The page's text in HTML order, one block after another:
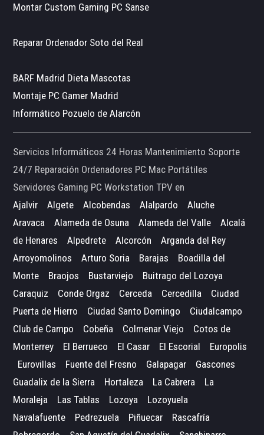
Montar Custom Gaming PC Sanse
Reparar Ordenador Soto del Real
BARF Madrid Dieta Mascotas
Montaje PC Gamer Madrid
Informático Pozuelo de Alarcón
Servicios Informáticos 24 Horas Mantenimiento Soporte
24/7 Reparación Ordenadores PC Mac Portátiles
Servidores Gaming PC Workstation TPV en
Ajalvir
Algete Alcobendas Alalpardo
Aluche
Aravaca
Alameda de Osuna Alameda del Valle
Alcalá
de Henares
Alpedrete Alcorcón
Arganda del Rey
Arroyomolinos
Arturo Soria Barajas
Boadilla del
Monte
Braojos Bustarviejo
Buitrago del Lozoya
Caraquiz
Conde Orgaz Cerceda Cercedilla
Ciudad
Puerta de Hierro
Ciudad Santo Domingo
Ciudalcampo
Club de Campo
Cobeña Colmenar Viejo
Cotos de
Monterrey
El Berrueco El Casar El Escorial
Europolis
Eurovillas
Fuente del Fresno Galapagar
Gascones
Guadalix de la Sierra
Hortaleza La Cabrera
La
Moraleja
Las Tablas Lozoya
Lozoyuela
Navalafuente
Pedrezuela Piñuecar
Rascafría